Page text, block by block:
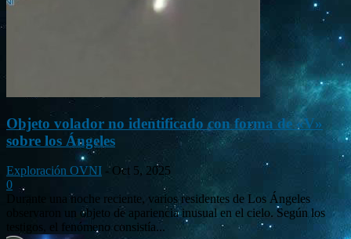
Objeto volador no identificado con forma de «V»
sobre los Ángeles
Exploración OVNI - Oct 5, 2025
0
Durante una noche reciente, varios residentes de Los Ángeles
observaron un objeto de apariencia inusual en el cielo. Según los
testigos, el fenómeno consistía...